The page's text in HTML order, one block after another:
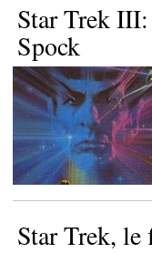
Star Trek
Spock
Star Trek,